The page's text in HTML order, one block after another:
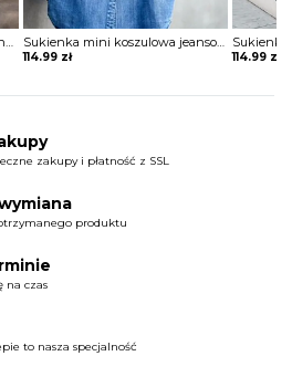
Sukienka mini o luźnym kroju na guziki Sukienka mini koszulowa jeansowa
114.99 zł 114.99 zł
zakupy i płatność z SSL
produktu
na czas
to nasza specjalność